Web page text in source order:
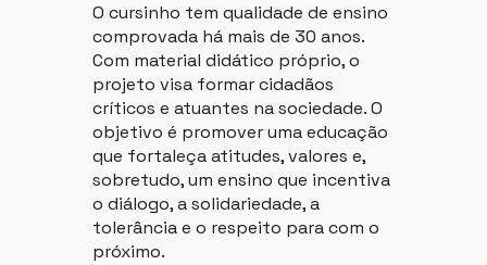
O cursinho tem qualidade de ensino
comprovada há mais de 30 anos.
Com material didático próprio, o
projeto visa formar cidadãos
críticos e atuantes na sociedade. O
objetivo é promover uma educação
que fortaleça atitudes, valores e,
sobretudo, um ensino que incentiva
o diálogo, a solidariedade, a
tolerância e o respeito para com o
próximo.